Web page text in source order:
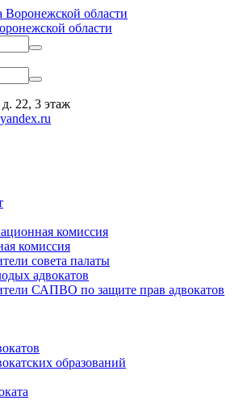
области
22, 3 этаж
комиссия
комиссия
совета палаты
адвокатов
САПВО по защите прав адвокатов
образований